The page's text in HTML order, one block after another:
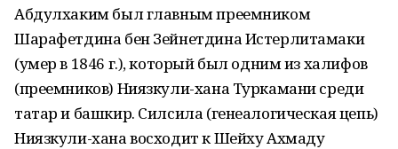
Абдулхаким был главным преемником
Шарафетдина бен Зейнетдина Истерлитамаки
(умер в 1846 г.), который был одним из халифов
(преемников) Ниязкули-хана Туркамани среди
татар и башкир. Силсила (генеалогическая цепь)
Ниязкули-хана восходит к Шейху Ахмаду